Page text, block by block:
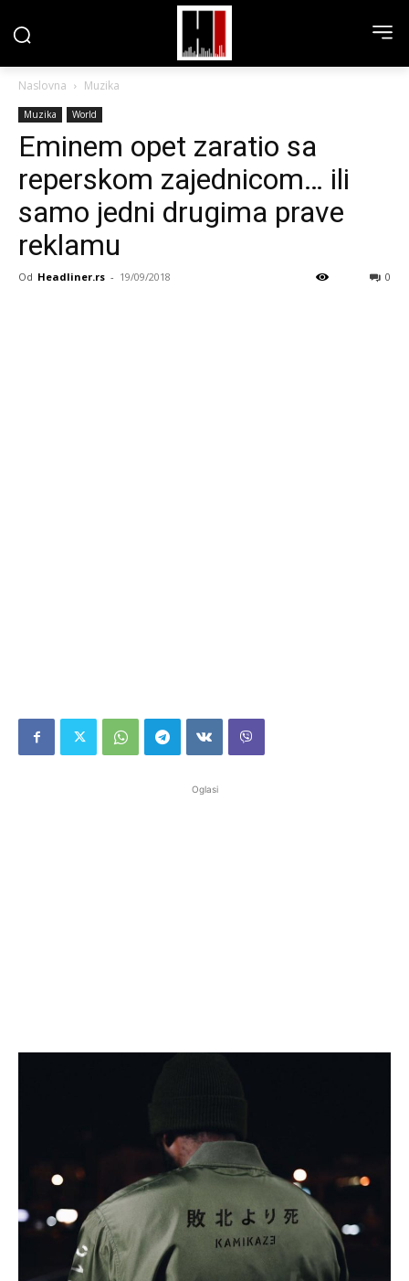
Naslovna Muzika
Muzika World
Eminem opet zaratio sa
reperskom zajednicom… ili
samo jedni drugima prave
reklamu
Od Headliner.rs - 19/09/2018 0
Oglasi